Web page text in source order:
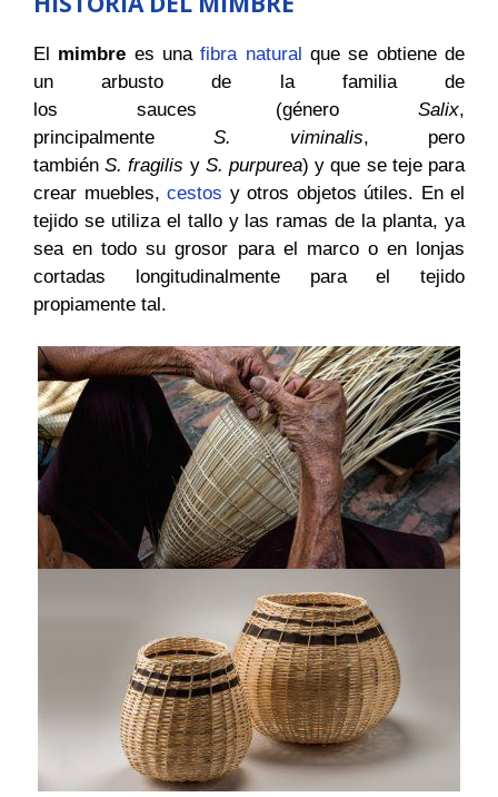
El mimbre es unafibra natural que se obtiene de
un arbusto de la familia de
los sauces (género Salix,
principalmente S. viminalis, pero
tambiénS. fragilis y S. purpurea) y que se teje para
crear muebles, cestos y otros objetos útiles. En el
tejido se utiliza el tallo y las ramas de la planta, ya
sea en todo su grosor para el marco o en lonjas
cortadas longitudinalmente para el tejido
propiamente tal.